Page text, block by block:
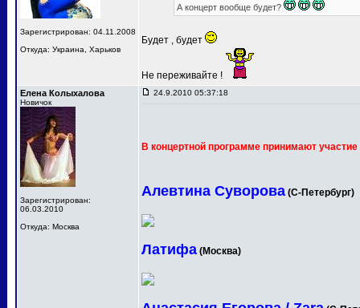
Зарегистрирован: 04.11.2008
Откуда: Украина, Харьков
А концерт вообще будет?
Будет , будет
Не переживайте !
Елена Колыхалова
Новичок
Зарегистрирован:
06.03.2010
Откуда: Москва
24.9.2010 05:37:18
В концертной программе принимают участие
Алевтина Суворова (С-Петербург)
Латифа (Москва)